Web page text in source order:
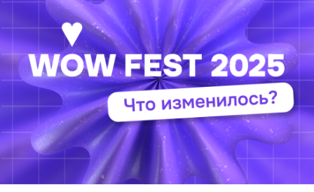
ТЕХНОЛОГИИ
ФЕСТИВАЛИ
ФОТОГРАФИЯ
ТИПОГРАФИКА
ИСТОРИИ БРЕНДОВ